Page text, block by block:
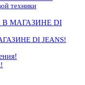
техники
DI JEANS!